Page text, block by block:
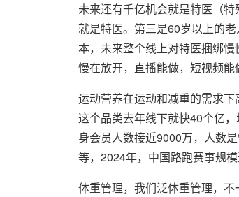
未来还有千亿机会就是特医（
就是特医。第三是60岁以上的
本，未来整个线上对特医捆绑
慢在放开，直播能做，短视频能
运动营养在运动和减重的需求
这个品类去年线下就快40个亿
身会员人数接近9000万，人数
等，2024年，中国路跑赛事规
体重管理，我们泛体重管理，